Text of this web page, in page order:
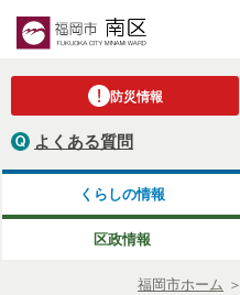
防災情報
よくある質問
くらしの情報
区政情報
福岡市ホーム ＞